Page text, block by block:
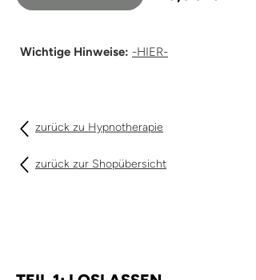
Wichtige Hinweise: -HIER-
zurück zu Hypnotherapie
zurück zur Shopübersicht